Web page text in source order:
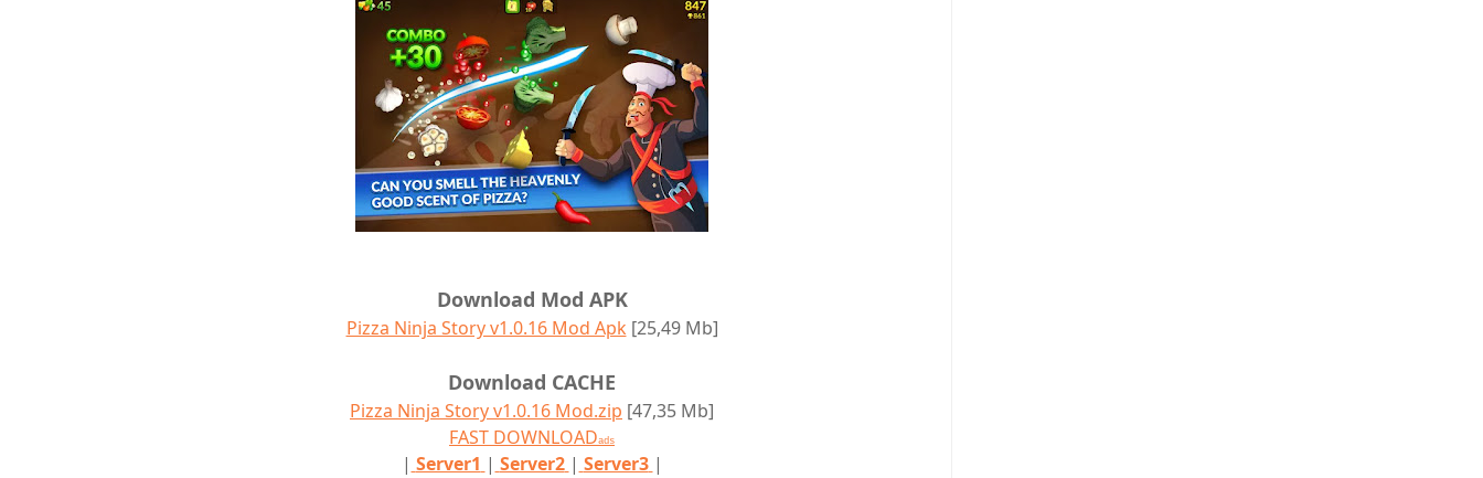
Download Mod APK
Pizza Ninja Story v1.0.16 Mod Apk [25,49 Mb]
Download CACHE
Pizza Ninja Story v1.0.16 Mod.zip [47,35 Mb]
FAST DOWNLOADads
| Server1 | Server2 | Server3 |